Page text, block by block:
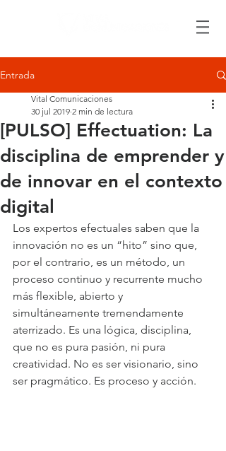
Entrada
[PULSO] Effectuation: La
disciplina de emprender y
de innovar en el contexto
digital
Vital Comunicaciones
30 jul 2019 2 min de lectura
Los expertos efectuales saben que la
innovación no es un “hito” sino que,
por el contrario, es un método, un
proceso continuo y recurrente mucho
más flexible, abierto y
simultáneamente tremendamente
aterrizado. Es una lógica, disciplina,
que no es pura pasión, ni pura
creatividad. No es ser visionario, sino
ser pragmático. Es proceso y acción.